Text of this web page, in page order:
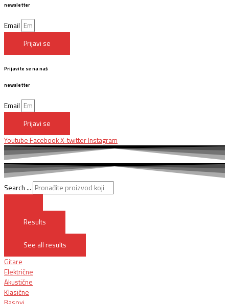
newsletter
Email
Prijavi se
Prijavite se na naš
newsletter
Email
Prijavi se
Youtube FacebookX-twitter Instagram
Search ...
Results
See all results
Gitare
Električne
Akustične
Klasične